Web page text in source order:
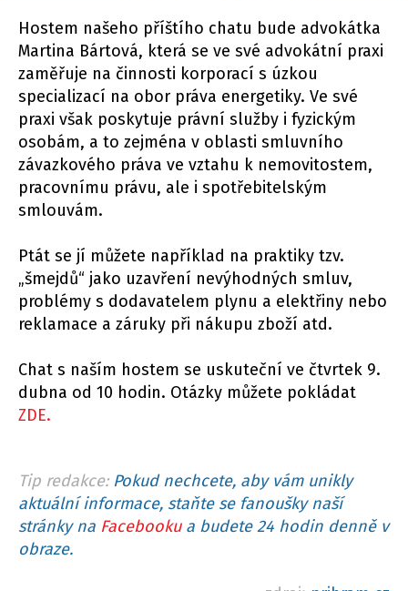
Hostem našeho příštího chatu bude advokátka
Martina Bártová, která se ve své advokátní praxi
zaměřuje na činnosti korporací s úzkou
specializací na obor práva energetiky. Ve své
praxi však poskytuje právní služby i fyzickým
osobám, a to zejména v oblasti smluvního
závazkového práva ve vztahu k nemovitostem,
pracovnímu právu, ale i spotřebitelským
smlouvám.
Ptát se jí můžete například na praktiky tzv.
„šmejdů“ jako uzavření nevýhodných smluv,
problémy s dodavatelem plynu a elektřiny nebo
reklamace a záruky při nákupu zboží atd.
Chat s naším hostem se uskuteční ve čtvrtek 9.
dubna od 10 hodin. Otázky můžete pokládat
ZDE.
Tip redakce: Pokud nechcete, aby vám unikly
aktuální informace, staňte se fanoušky naší
stránky na Facebookua budete 24 hodin denně v
obraze.